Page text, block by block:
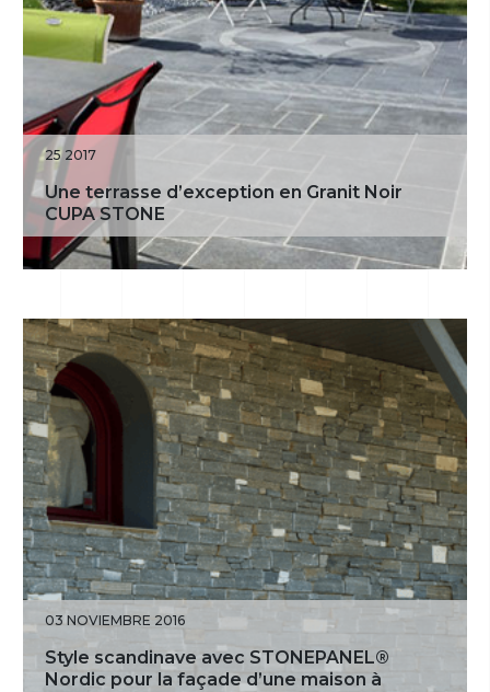
25 2017
Une terrasse d’exception en Granit Noir
CUPA STONE
03 NOVIEMBRE 2016
Style scandinave avec STONEPANEL®
Nordic pour la façade d’une maison à